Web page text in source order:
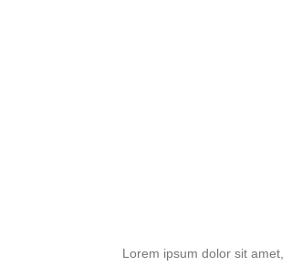
Lorem ipsum dolor sit amet,